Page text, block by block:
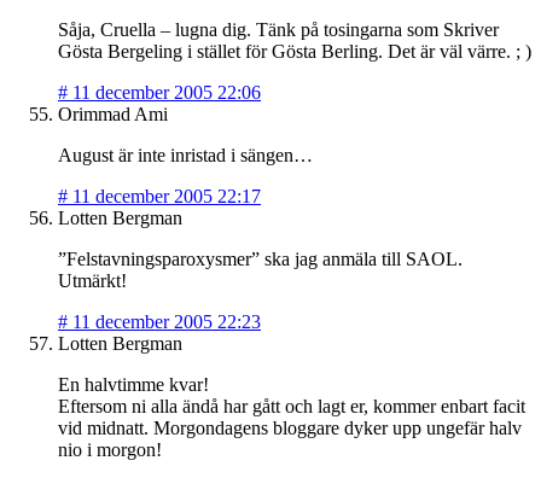
Såja, Cruella – lugna dig. Tänk på tosingarna som Skriver
Gösta Bergeling i stället för Gösta Berling. Det är väl värre. ; )
# 11 december 2005 22:06
Orimmad Ami
August är inte inristad i sängen…
# 11 december 2005 22:17
Lotten Bergman
”Felstavningsparoxysmer” ska jag anmäla till SAOL.
Utmärkt!
# 11 december 2005 22:23
Lotten Bergman
En halvtimme kvar!
Eftersom ni alla ändå har gått och lagt er, kommer enbart facit
vid midnatt. Morgondagens bloggare dyker upp ungefär halv
nio i morgon!